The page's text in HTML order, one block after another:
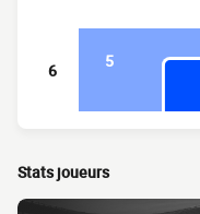
6 5
Stats joueurs